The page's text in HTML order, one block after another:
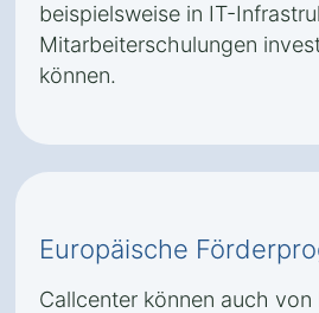
beispielsweise in IT-
Mitarbeiterschulungen
können.
Europäische
Callcenter können auch von